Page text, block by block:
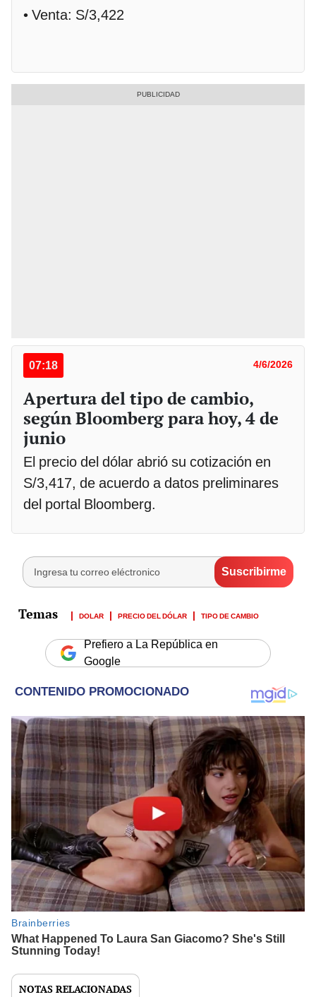
• Venta: S/3,422
07:18 4/6/2026
Apertura del tipo de cambio,
según Bloomberg para hoy, 4 de
junio
El precio del dólar abrió su cotización en
S/3,417, de acuerdo a datos preliminares
del portal Bloomberg.
DOLAR PRECIO DEL DÓLAR TIPO DE CAMBIO
Prefiero a La República en
Google
NOTAS RELACIONADAS